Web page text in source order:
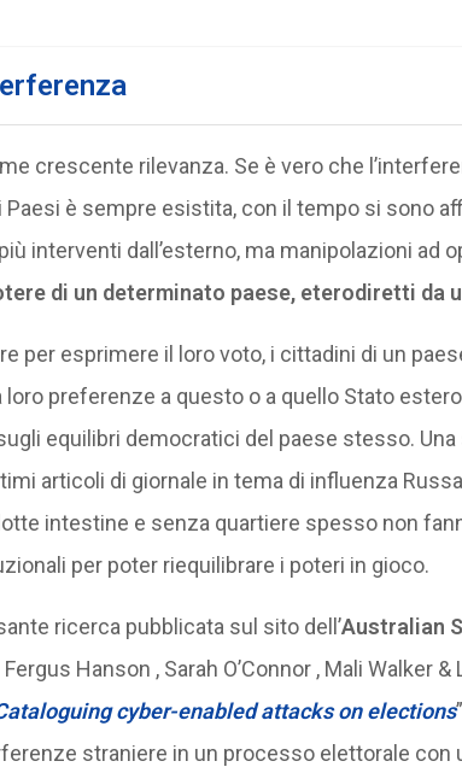
crescente rilevanza. Se è vero che
è sempre esistita, con il tempo si sono
interventi dall’esterno, ma manipolazioni ad
di un determinato paese, eterodiretti da
per esprimere il loro voto, i cittadini di un
loro preferenze a questo o a quello Stato
equilibri democratici del paese stesso.
articoli di giornale in tema di influenza
intestine e senza quartiere spesso non
per poter riequilibrare i poteri in gioco.
ricerca pubblicata sul sito dell’Australian
Hanson , Sarah O’Connor , Mali Walker
cyber-enabled attacks on elections
straniere in un processo elettorale con